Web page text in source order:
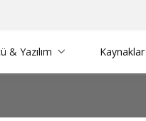
& Yazılım Kaynaklar